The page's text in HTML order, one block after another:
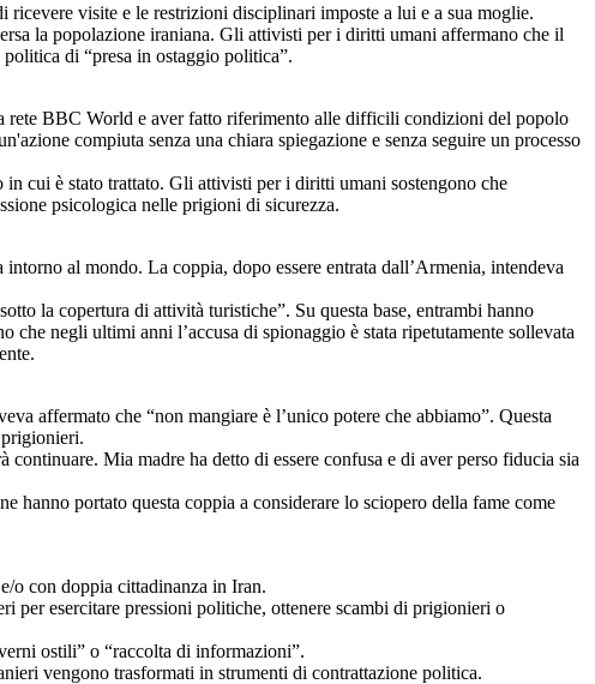
visite e le restrizioni disciplinari imposte a lui e a sua moglie.
la popolazione iraniana. Gli attivisti per i diritti umani affermano che il
di “presa in ostaggio politica”.
rete BBC World e aver fatto riferimento alle difficili condizioni del popolo
compiuta senza una chiara spiegazione e senza seguire un processo
cui è stato trattato. Gli attivisti per i diritti umani sostengono che
psicologica nelle prigioni di sicurezza.
al mondo. La coppia, dopo essere entrata dall’Armenia, intendeva
la copertura di attività turistiche”. Su questa base, entrambi hanno
negli ultimi anni l’accusa di spionaggio è stata ripetutamente sollevata
affermato che “non mangiare è l’unico potere che abbiamo”. Questa
Mia madre ha detto di essere confusa e di aver perso fiducia sia
portato questa coppia a considerare lo sciopero della fame come
o con doppia cittadinanza in Iran.
per esercitare pressioni politiche, ottenere scambi di prigionieri o
ostili” o “raccolta di informazioni”.
vengono trasformati in strumenti di contrattazione politica.